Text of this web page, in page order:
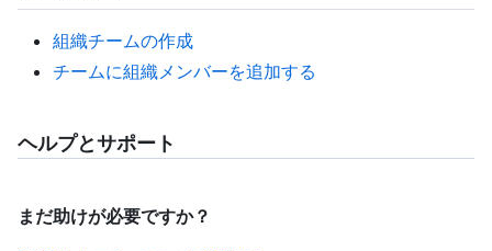
組織チームの作成
チームに組織メンバーを追加する
ヘルプとサポート
まだ助けが必要ですか？